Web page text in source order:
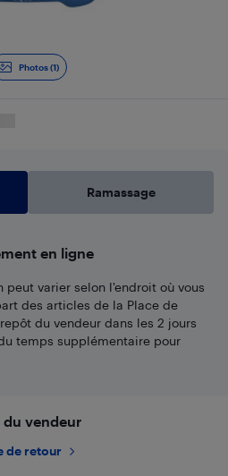
Photos (1)
Ramassage
en ligne
peut varier selon l'endroit où vous
des articles de la Place de
du vendeur dans les 2 jours
temps supplémentaire pour
vendeur
de retour